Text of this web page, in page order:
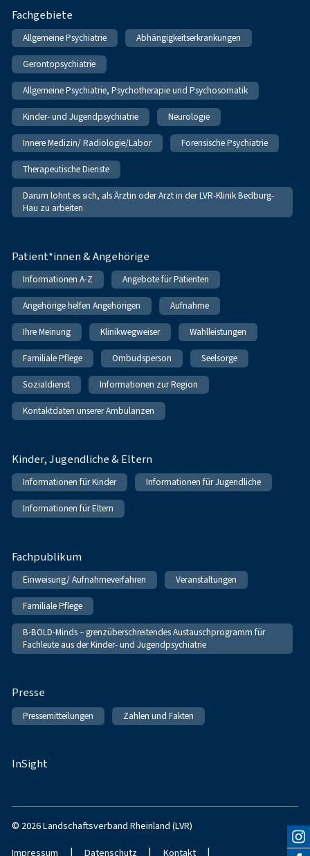
Fachgebiete
Allgemeine Psychiatrie Abhängigkeitserkrankungen
Gerontopsychiatrie
Allgemeine Psychiatrie, Psychotherapie und Psychosomatik
Kinder- und Jugendpsychiatrie Neurologie
Innere Medizin/ Radiologie/Labor Forensische Psychiatrie
Therapeutische Dienste
Darum lohnt es sich, als Ärztin oder Arzt in der LVR-Klinik Bedburg-
Hau zu arbeiten
Patient*innen & Angehörige
Informationen A-Z Angebote für Patienten
Angehörige helfen Angehörigen Aufnahme
Ihre Meinung Klinikwegweiser Wahlleistungen
Familiale Pflege Ombudsperson Seelsorge
Sozialdienst Informationen zur Region
Kontaktdaten unserer Ambulanzen
Kinder, Jugendliche & Eltern
Informationen für Kinder Informationen für Jugendliche
Informationen für Eltern
Fachpublikum
Einweisung/ Aufnahmeverfahren Veranstaltungen
Familiale Pflege
B-BOLD-Minds – grenzüberschreitendes Austauschprogramm für
Fachleute aus der Kinder- und Jugendpsychiatrie
Presse
Pressemitteilungen Zahlen und Fakten
InSight
© 2026 Landschaftsverband Rheinland (LVR)
Impressum | Datenschutz | Kontakt |